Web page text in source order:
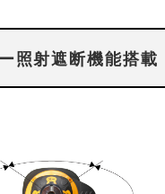
照射遮断機能搭載